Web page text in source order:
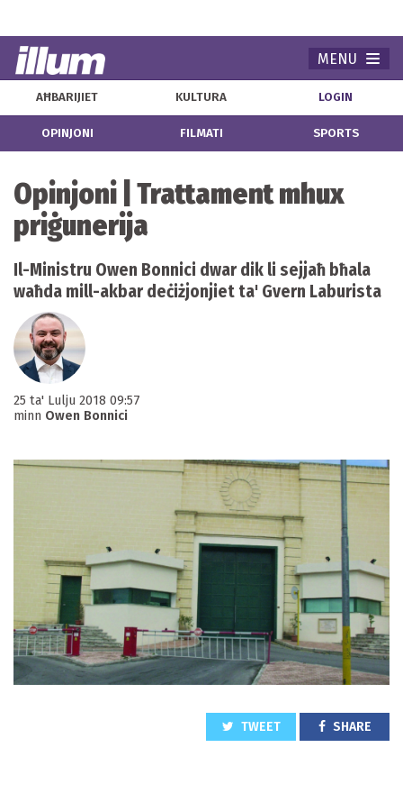
MENU
AĦBARIJIET KULTURA LOGIN
OPINJONI FILMATI SPORTS
Opinjoni | Trattament mhux
priġunerija
Il-Ministru Owen Bonnici dwar dik li sejjaħ bħala
waħda mill-akbar deċiżjonjiet ta' Gvern Laburista
25 ta' Lulju 2018 09:57
minn Owen Bonnici
TWEET SHARE